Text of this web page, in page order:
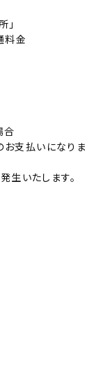
」
料金
合
支払いになりま
いたします。